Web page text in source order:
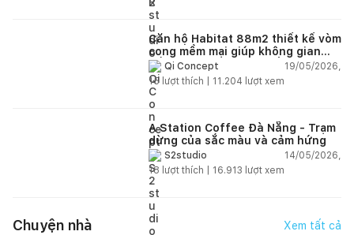
Căn hộ Habitat 88m2 thiết kế vòm
cong mềm mại giúp không gian
sống hiện đại trở nên ấm áp hơn
Qi Concept
19/05/2026,
15 lượt thích | 11.204 lượt xem
A Station Coffee Đà Nẵng - Trạm
dừng của sắc màu và cảm hứng
S2studio
14/05/2026,
18 lượt thích | 16.913 lượt xem
Chuyện nhà Xem tất cả